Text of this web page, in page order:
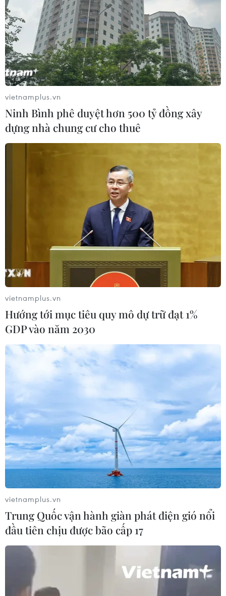
TIN CÙNG CHUYÊN MỤC
Báo Argentina nói ngành vật liệu
công nghệ cao Việt Nam "hút" đầu tư
nước ngoài
05/08/2026 03:11
Nâng cao nhận thức về vai trò chủ
vietnamplus.vn
Ninh Bình phê duyệt hơn 500 tỷ đồng xây
dựng nhà chung cư cho thuê
vietnamplus.vn
Hướng tới mục tiêu quy mô dự trữ đạt 1%
GDP vào năm 2030
vietnamplus.vn
Trung Quốc vận hành giàn phát điện gió nổi
đầu tiên chịu được bão cấp 17